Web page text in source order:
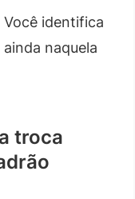
identifica
naquela
troca